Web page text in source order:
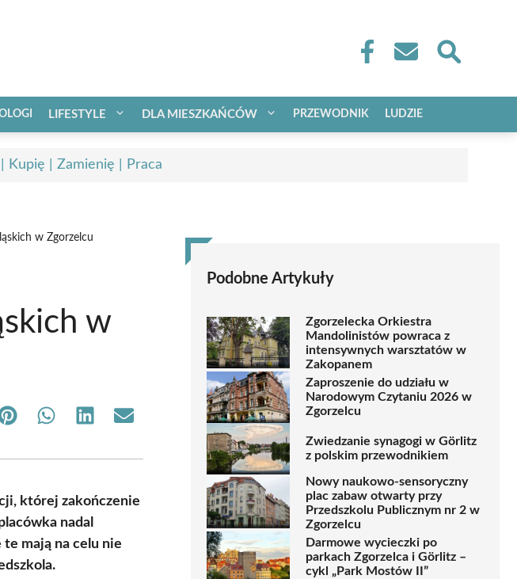
LIFESTYLE DLA MIESZKAŃCÓW PRZEWODNIK LUDZIE
Kupię | Zamienię | Praca
w Zgorzelcu
w
Share Share Share Share
której zakończenie
nadal
mają na celu nie
Podobne Artykuły
Zgorzelecka Orkiestra
Mandolinistów powraca z
intensywnych warsztatów w
Zakopanem
Zaproszenie do udziału w
Narodowym Czytaniu 2026 w
Zgorzelcu
Zwiedzanie synagogi w Görlitz
z polskim przewodnikiem
Nowy naukowo-sensoryczny
plac zabaw otwarty przy
Przedszkolu Publicznym nr 2 w
Zgorzelcu
Darmowe wycieczki po
parkach Zgorzelca i Görlitz –
cykl „Park Mostów II”